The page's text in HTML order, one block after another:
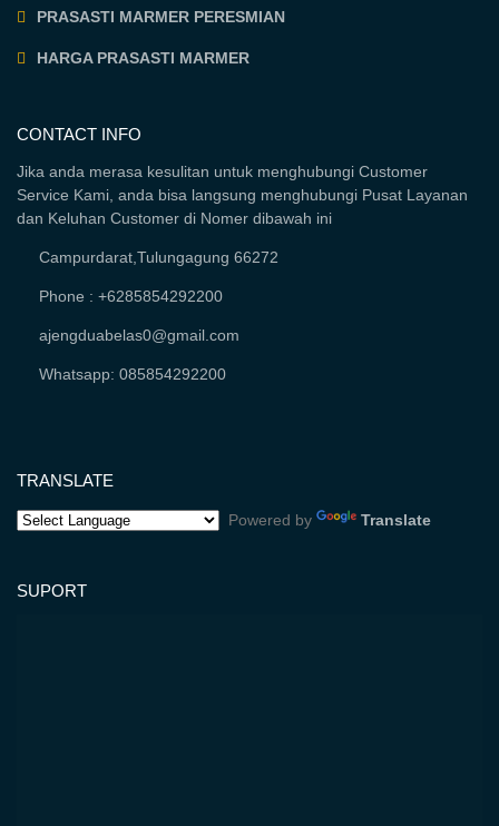
PRASASTI MARMER PERESMIAN
HARGA PRASASTI MARMER
CONTACT INFO
Jika anda merasa kesulitan untuk menghubungi Customer
Service Kami, anda bisa langsung menghubungi Pusat Layanan
dan Keluhan Customer di Nomer dibawah ini
Campurdarat,Tulungagung 66272
Phone : +6285854292200
ajengduabelas0@gmail.com
Whatsapp: 085854292200
TRANSLATE
Powered by Translate
SUPORT